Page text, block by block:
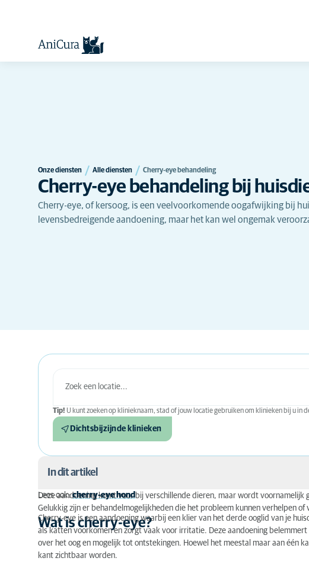
Onze diensten Alle diensten Cherry-eye behandeling
Cherry-eye behandeling bij
Cherry-eye, of kersoog, is een veelvoorkomende oogafwijking bij
levensbedreigende aandoening, maar het kan wel ongemak
Tip! U kunt zoeken op klinieknaam, stad of jouw locatie gebruiken om klinieken bij u in
Dichtsbijzijnde klinieken
In dit artikel
Wat is cherry-eye?
Oorzaken en erfelijkheid
Wanneer is behandeling nodig?
Lees ook:cherry-eye hond
Deze aandoening komt voor bij verschillende dieren, maar wordt voornamelijk
Gelukkig zijn er behandelmogelijkheden die het probleem kunnen verhelpen of
Wat is cherry-eye?
Cherry-eye is een aandoening waarbij een klier van het derde ooglid van je
als katten voorkomen en zorgt vaak voor irritatie. Deze aandoening
over het oog en mogelijk tot ontstekingen. Hoewel het meestal maar aan één
kant zichtbaar worden.